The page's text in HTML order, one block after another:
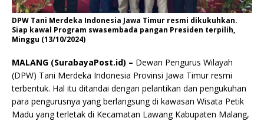
DPW Tani Merdeka Indonesia Jawa Timur resmi dikukuhkan.
Siap kawal Program swasembada pangan Presiden terpilih,
Minggu (13/10/2024)
MALANG (SurabayaPost.id) – Dewan Pengurus Wilayah
(DPW) Tani Merdeka Indonesia Provinsi Jawa Timur resmi
terbentuk. Hal itu ditandai dengan pelantikan dan pengukuhan
para pengurusnya yang berlangsung di kawasan Wisata Petik
Madu yang terletak di Kecamatan Lawang Kabupaten Malang,